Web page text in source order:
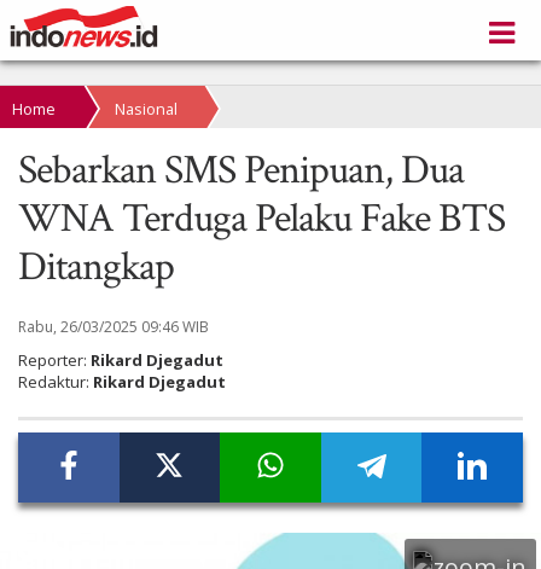
Home Nasional
Sebarkan SMS Penipuan, Dua
WNA Terduga Pelaku Fake BTS
Ditangkap
Rabu, 26/03/2025 09:46 WIB
Reporter: Rikard Djegadut
Redaktur: Rikard Djegadut